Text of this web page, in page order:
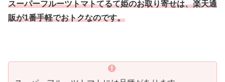
スーパーフルーツトマトてるて姫のお取り寄せは、楽天通
販が1番手軽でおトクなのです。